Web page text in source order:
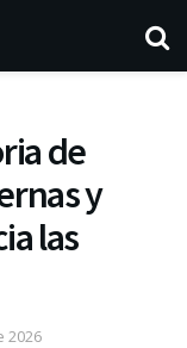
de
y
las
2026